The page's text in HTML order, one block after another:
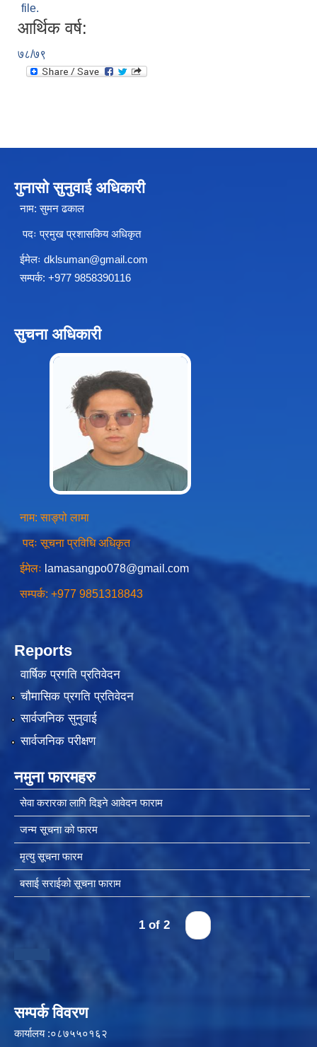
file.
आर्थिक वर्ष:
७८/७९
गुनासो सुनुवाई अधिकारी
नाम: सुमन ढकाल
पदः प्रमुख प्रशासकिय अधिकृत
ईमेलः dklsuman@gmail.com
सम्पर्क: +977 9858390116
सुचना अधिकारी
नाम: साङ्पो लामा
पदः सूचना प्रविधि अधिकृत
ईमेलः lamasangpo078@gmail.com
सम्पर्क: +977 9851318843
Reports
वार्षिक प्रगति प्रतिवेदन
चौमासिक प्रगति प्रतिवेदन
सार्वजनिक सुनुवाई
सार्वजनिक परीक्षण
नमुना फारमहरु
सेवा करारका लागि दिइने आवेदन फाराम
जन्म सूचना को फारम
मृत्यु सूचना फारम
बसाई सराईको सूचना फाराम
1 of 2
सम्पर्क विवरण
कार्यालय :०८७५५०१६२